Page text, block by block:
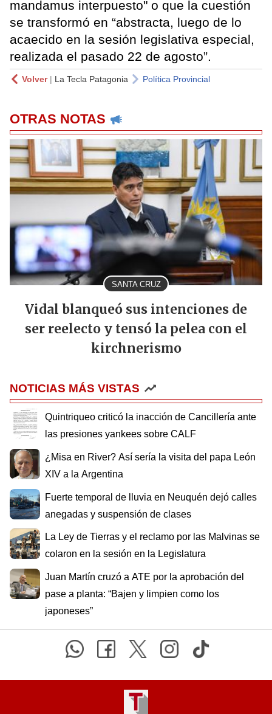
mandamus interpuesto" o que la cuestión
se transformó en “abstracta, luego de lo
acaecido en la sesión legislativa especial,
realizada el pasado 22 de agosto”.
Volver| La Tecla Patagonia Política Provincial
OTRAS NOTAS
SANTA CRUZ
Vidal blanqueó sus intenciones de
ser reelecto y tensó la pelea con el
kirchnerismo
NOTICIAS MÁS VISTAS
Quintriqueo criticó la inacción de Cancillería ante
las presiones yankees sobre CALF
¿Misa en River? Así sería la visita del papa León
XIV a la Argentina
Fuerte temporal de lluvia en Neuquén dejó calles
anegadas y suspensión de clases
La Ley de Tierras y el reclamo por las Malvinas se
colaron en la sesión en la Legislatura
Juan Martín cruzó a ATE por la aprobación del
pase a planta: “Bajen y limpien como los
japoneses”